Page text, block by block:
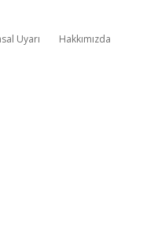
Uyarı Hakkımızda